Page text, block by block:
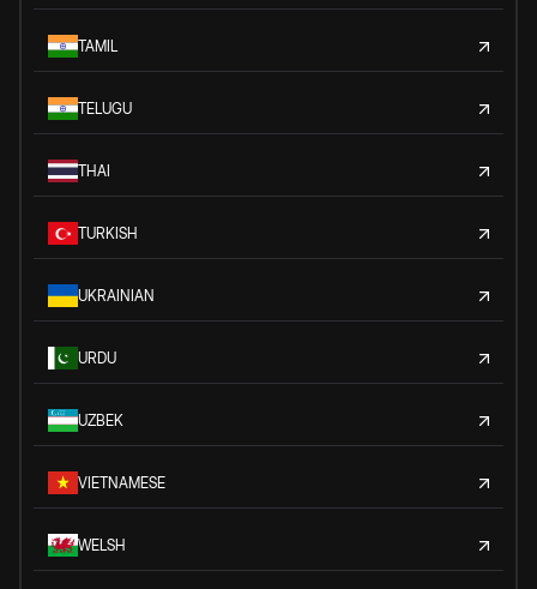
TAMIL
TELUGU
THAI
TURKISH
UKRAINIAN
URDU
UZBEK
VIETNAMESE
WELSH